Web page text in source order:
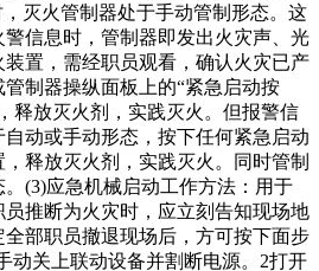
灭火管制器处于手动管制形态。这
信息时，管制器即发出火灾声、光
置，需经职员观看，确认火灾已产
制器操纵面板上的“紧急启动按
释放灭火剂，实践灭火。但报警信
动或手动形态，按下任何紧急启动
释放灭火剂，实践灭火。同时管制
(3)应急机械启动工作方法：用于
推断为火灾时，应立刻告知现场地
部职员撤退现场后，方可按下面步
动关上联动设备并割断电源。2打开